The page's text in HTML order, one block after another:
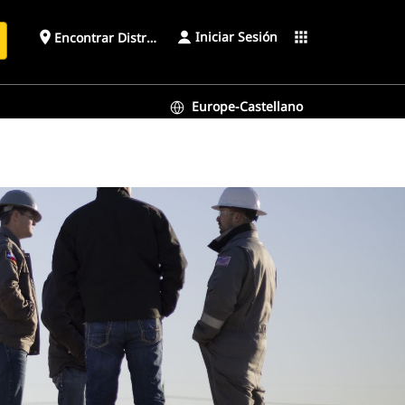
place Encontrar Distribuidor Iniciar Sesión apps
Europe-Castellano